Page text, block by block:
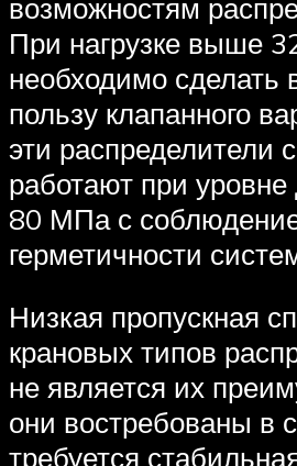
возможностям
При нагрузке выше
необходимо сделать
пользу клапанного
эти распределители
работают при
80 МПа с
герметичности
Низкая пропускная
крановых типов
не является их
они востребованы в
требуется